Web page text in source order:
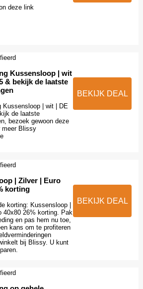
deze link
Kussensloop | wit
& bekijk de laatste
Kussensloop | wit | DE
de laatste
bezoek gewoon deze
meer Blissy
BEKIJK DEAL
| Zilver | Euro
korting
korting: Kussensloop |
40x80 26% korting. Pak
en pas hem nu toe,
kans om te profiteren
bij Blissy. U kunt
BEKIJK DEAL